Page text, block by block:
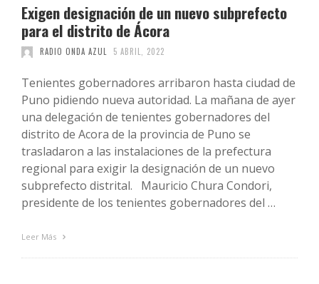
Exigen designación de un nuevo subprefecto
para el distrito de Ácora
RADIO ONDA AZUL 5 ABRIL, 2022
Tenientes gobernadores arribaron hasta ciudad de
Puno pidiendo nueva autoridad. La mañana de ayer
una delegación de tenientes gobernadores del
distrito de Acora de la provincia de Puno se
trasladaron a las instalaciones de la prefectura
regional para exigir la designación de un nuevo
subprefecto distrital. Mauricio Chura Condori,
presidente de los tenientes gobernadores del …
Leer Más